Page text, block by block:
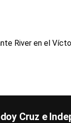
Cruz e